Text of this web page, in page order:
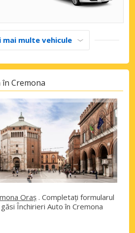
mai multe vehicule
Cremona
Oraș . Completați formularul
Închirieri Auto în Cremona